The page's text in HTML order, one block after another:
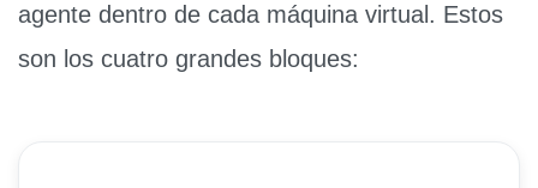
agente dentro de cada máquina virtual . Estos
son los cuatro grandes bloques: